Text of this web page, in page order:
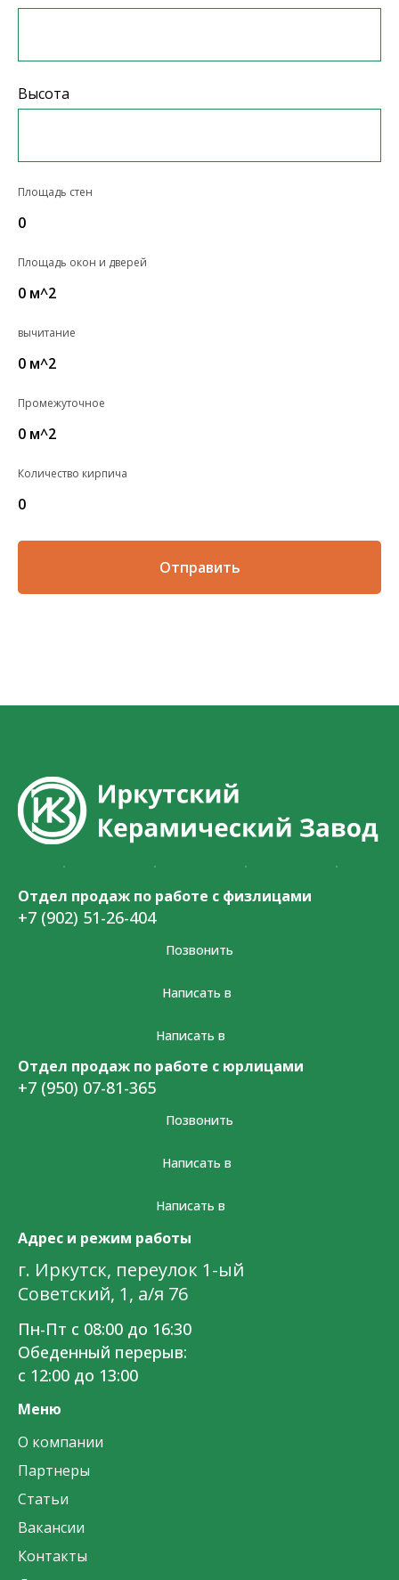
Высота
Площадь стен
0
Площадь окон и дверей
0 м^2
вычитание
0 м^2
Промежуточное
0 м^2
Количество кирпича
0
Отправить
Отдел продаж по работе с физлицами
+7 (902) 51-26-404
Позвонить
Написать в
Написать в
Отдел продаж по работе с юрлицами
+7 (950) 07-81-365
Позвонить
Написать в
Написать в
Адрес и режим работы
г. Иркутск, переулок 1-ый
Советский, 1, а/я 76
Пн-Пт с 08:00 до 16:30
Обеденный перерыв:
с 12:00 до 13:00
Меню
О компании
Партнеры
Статьи
Вакансии
Контакты